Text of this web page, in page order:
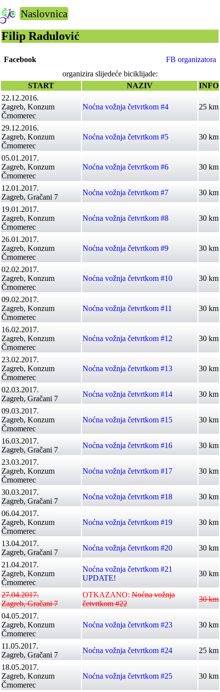
Naslovnica
Filip Radulović
Facebook
FB organizatora
organizira slijedeće biciklijade:
START
NAZIV
INFO
22.12.2016.
Zagreb, Konzum
Črnomerec
Noćna vožnja četvrtkom #4 25 km
29.12.2016.
Zagreb, Konzum
Črnomerec
Noćna vožnja četvrtkom #5 30 km
05.01.2017.
Zagreb, Konzum
Črnomerec
Noćna vožnja četvrtkom #6 30 km
12.01.2017.
Zagreb, Gračani 7
Noćna vožnja četvrtkom #7
30 km
19.01.2017.
Zagreb, Konzum
Črnomerec
Noćna vožnja četvrtkom #8 30 km
26.01.2017.
Zagreb, Konzum
Črnomerec
Noćna vožnja četvrtkom #9 30 km
02.02.2017.
Zagreb, Konzum
Črnomerec
Noćna vožnja četvrtkom #10 30 km
09.02.2017.
Zagreb, Konzum
Črnomerec
Noćna vožnja četvrtkom #11 30 km
16.02.2017.
Zagreb, Konzum
Črnomerec
Noćna vožnja četvrtkom #12 30 km
23.02.2017.
Zagreb, Konzum
Črnomerec
Noćna vožnja četvrtkom #13 30 km
02.03.2017.
Zagreb, Gračani 7
Noćna vožnja četvrtkom #14
30 km
09.03.2017.
Zagreb, Konzum
Črnomerec
Noćna vožnja četvrtkom #15 30 km
16.03.2017.
Zagreb, Gračani 7
Noćna vožnja četvrtkom #16
30 km
23.03.2017.
Zagreb, Konzum
Črnomerec
Noćna vožnja četvrtkom #17 30 km
30.03.2017.
Zagreb, Gračani 7
Noćna vožnja četvrtkom #18
30 km
06.04.2017.
Zagreb, Konzum
Črnomerec
Noćna vožnja četvrtkom #19 30 km
13.04.2017.
Zagreb, Gračani 7
Noćna vožnja četvrtkom #20
30 km
21.04.2017.
Zagreb, Konzum
Črnomerec
Noćna vožnja četvrtkom #21
UPDATE!
30 km
27.04.2017.
Zagreb, Gračani 7
OTKAZANO: Noćna vožnja
četvrtkom #22
30 km
04.05.2017.
Zagreb, Konzum
Črnomerec
Noćna vožnja četvrtkom #23 30 km
11.05.2017.
Zagreb, Gračani 7
Noćna vožnja četvrtkom #24
25 km
18.05.2017.
Zagreb, Konzum
Črnomerec
Noćna vožnja četvrtkom #25 30 km